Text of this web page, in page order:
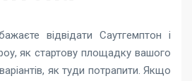
відвідати Саутгемптон і
як стартову площадку вашого
як туди потрапити. Якщо